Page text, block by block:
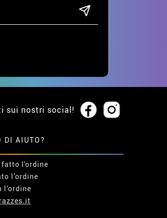
sui nostri social!
DI AIUTO?
fatto l'ordine
l’ordine
l’ordine